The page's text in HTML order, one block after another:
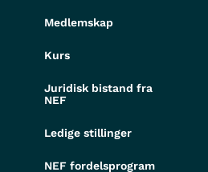
Medlemskap
Kurs
Juridisk bistand fra
NEF
Ledige stillinger
NEF fordelsprogram